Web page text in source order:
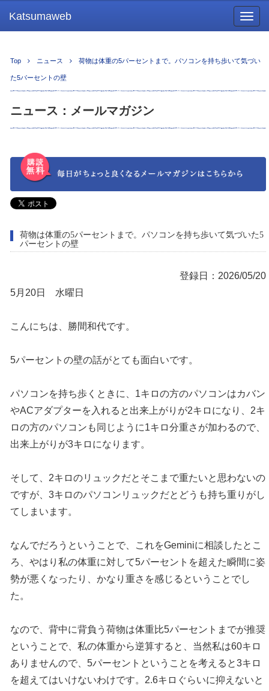
Katsumaweb
Top ニュース 荷物は体重の5パーセントまで。パソコンを持ち歩いて気づい
た5パーセントの壁
ニュース：メールマガジン
荷物は体重の5パーセントまで。パソコンを持ち歩いて気づいた5
パーセントの壁
登録日：2026/05/20
5月20日 水曜日
こんにちは、勝間和代です。
5パーセントの壁の話がとても面白いです。
パソコンを持ち歩くときに、1キロの方のパソコンはカバン
やACアダプターを入れると出来上がりが2キロになり、2キ
ロの方のパソコンも同じように1キロ分重さが加わるので、
出来上がりが3キロになります。
そして、2キロのリュックだとそこまで重たいと思わないの
ですが、3キロのパソコンリュックだとどうも持ち重りがし
てしまいます。
なんでだろうということで、これをGeminiに相談したとこ
ろ、やはり私の体重に対して5パーセントを超えた瞬間に姿
勢が悪くなったり、かなり重さを感じるということでし
た。
なので、背中に背負う荷物は体重比5パーセントまでが推奨
ということで、私の体重から逆算すると、当然私は60キロ
ありませんので、5パーセントということを考えると3キロ
を超えてはいけないわけです。2.6キロぐらいに抑えないと